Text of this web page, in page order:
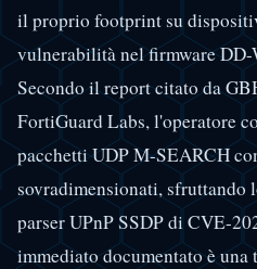
il proprio footprint su
vulnerabilità nel firmware
Secondo il report citato da
FortiGuard Labs, l'operatore
pacchetti UDP M-SEARCH
sovradimensionati, sfruttando
parser UPnP SSDP di CVE-
immediato documentato è